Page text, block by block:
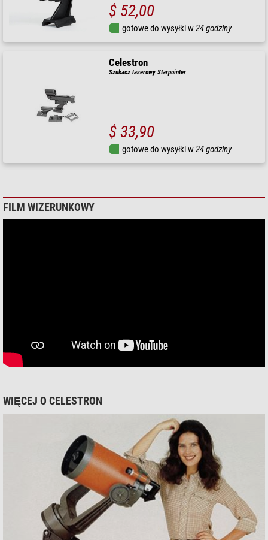
$ 52,00
gotowe do wysyłki w24 godziny
Celestron
Szukacz laserowy Starpointer
$ 33,90
gotowe do wysyłki w24 godziny
FILM WIZERUNKOWY
WIĘCEJ O CELESTRON